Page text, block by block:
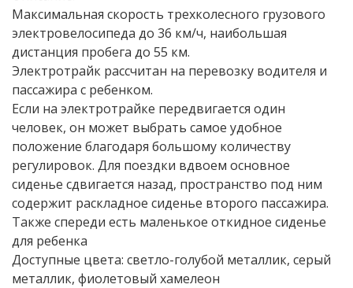
Максимальная скорость трехколесного грузового
электровелосипеда до 36 км/ч, наибольшая
дистанция пробега до 55 км.
Электротрайк рассчитан на перевозку водителя и
пассажира с ребенком.
Если на электротрайке передвигается один
человек, он может выбрать самое удобное
положение благодаря большому количеству
регулировок. Для поездки вдвоем основное
сиденье сдвигается назад, пространство под ним
содержит раскладное сиденье второго пассажира.
Также спереди есть маленькое откидное сиденье
для ребенка
Доступные цвета: светло-голубой металлик, серый
металлик, фиолетовый хамелеон